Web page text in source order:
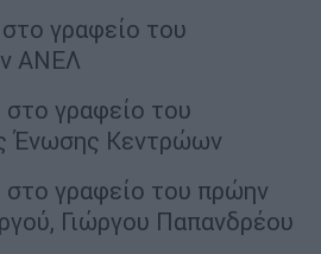
γραφείο του
ΑΝΕΛ
γραφείο του
Ένωσης Κεντρώων
στο γραφείο του πρώην
Γιώργου Παπανδρέου